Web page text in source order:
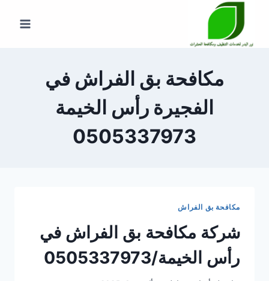
المحتوى
مكافحة بق الفراش في
الفجيرة رأس الخيمة
0505337973
مكافحة بق الفراش
شركة مكافحة بق الفراش في
رأس الخيمة/0505337973